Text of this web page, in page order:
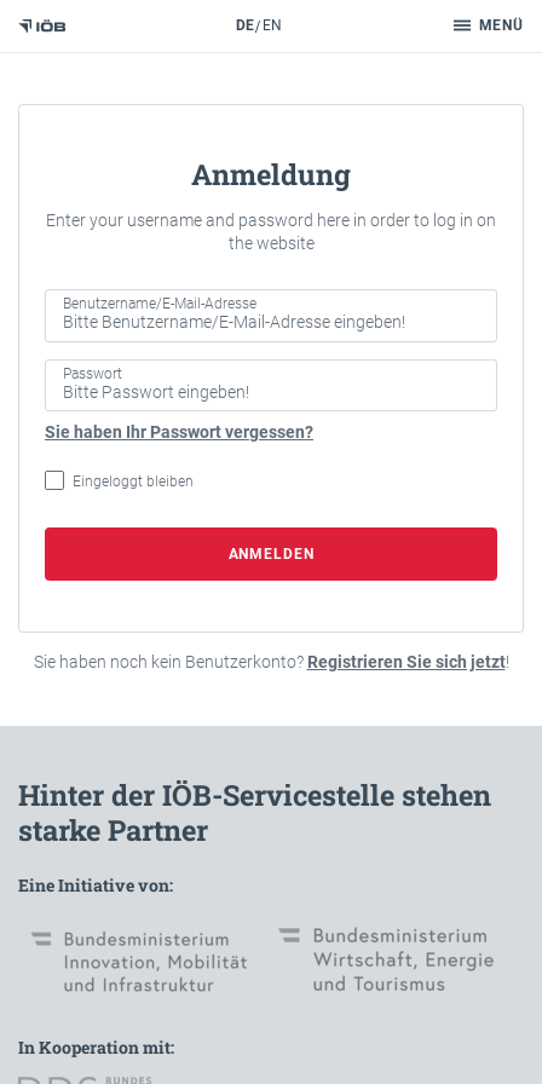
DE EN MENÜ
Anmeldung
Enter your username and password here in order to log in on
the website
Benutzername/E-Mail-Adresse
Passwort
Sie haben Ihr Passwort vergessen?
Eingeloggt bleiben
ANMELDEN
Sie haben noch kein Benutzerkonto? Registrieren Sie sich jetzt!
Hinter der IÖB-Servicestelle stehen
starke Partner
Eine Initiative von:
In Kooperation mit: